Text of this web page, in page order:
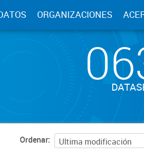
ORGANIZACIONES
Ordenar